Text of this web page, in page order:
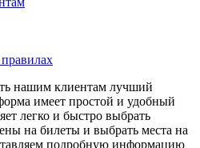
нашим клиентам лучший
имеет простой и удобный
легко и быстро выбрать
на билеты и выбрать места на
подробную информацию